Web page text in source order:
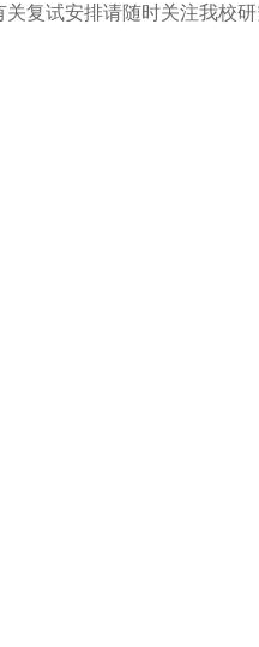
复试安排请随时关注我校